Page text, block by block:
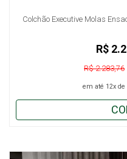
Colchão Executive Molas
R$ 2.283,76
em até 12x de
R$